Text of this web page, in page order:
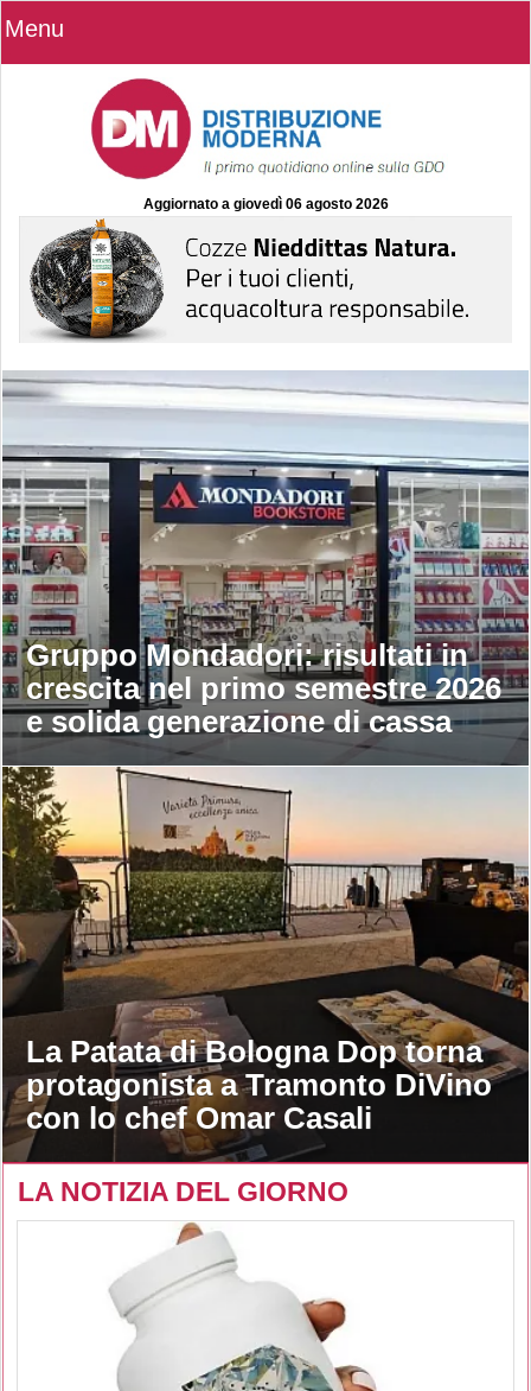
Menu
Aggiornato a giovedì 06 agosto 2026
Gruppo Mondadori: risultati in
crescita nel primo semestre 2026
e solida generazione di cassa
La Patata di Bologna Dop torna
protagonista a Tramonto DiVino
con lo chef Omar Casali
LA NOTIZIA DEL GIORNO